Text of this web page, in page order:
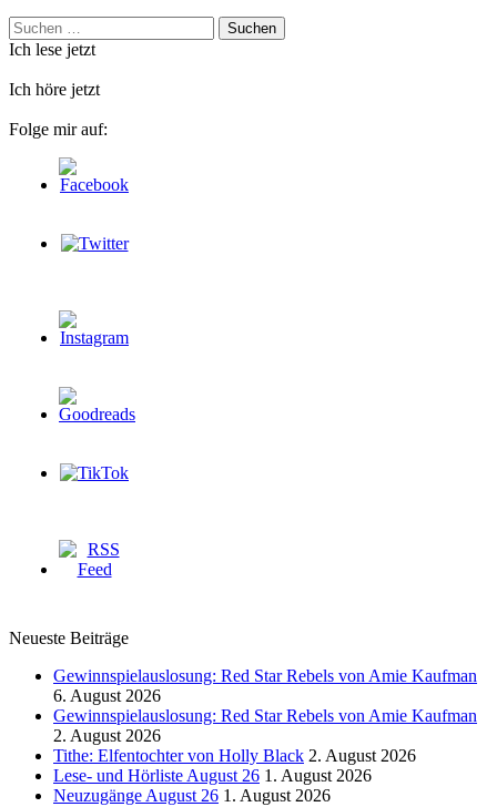
Suchen
nach:
Ich lese jetzt
Ich höre jetzt
Folge mir auf:
Neueste Beiträge
Gewinnspielauslosung: Red Star Rebels von Amie Kaufman
6. August 2026
Gewinnspielauslosung: Red Star Rebels von Amie Kaufman
2. August 2026
Tithe: Elfentochter von Holly Black 2. August 2026
Lese- und Hörliste August 26 1. August 2026
Neuzugänge August 26 1. August 2026